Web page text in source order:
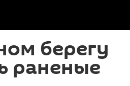
берегу
раненые